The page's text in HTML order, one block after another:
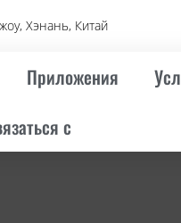
Хэнань, Китай
Приложения
с